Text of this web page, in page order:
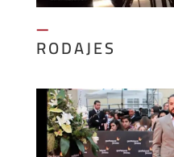
—
RODAJES